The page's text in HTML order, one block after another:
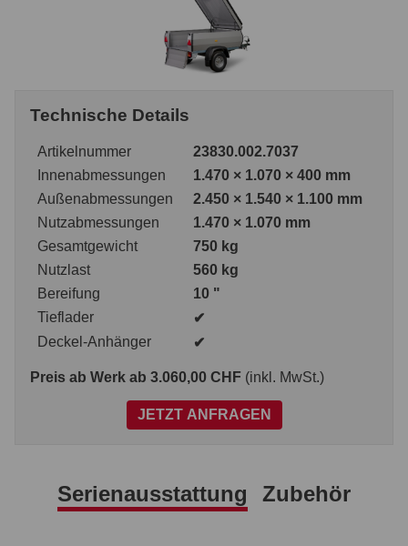
Technische Details
Artikelnummer
23830.002.7037
Innenabmessungen
1.470 × 1.070 × 400 mm
Außenabmessungen
2.450 × 1.540 × 1.100 mm
Nutzabmessungen
1.470 × 1.070 mm
Gesamtgewicht
750 kg
Nutzlast
560 kg
Bereifung
10 "
Tieflader
✔
Deckel-Anhänger
✔
Preis ab Werk ab 3.060,00 CHF (inkl. MwSt.)
JETZT ANFRAGEN
Serienausstattung Zubehör